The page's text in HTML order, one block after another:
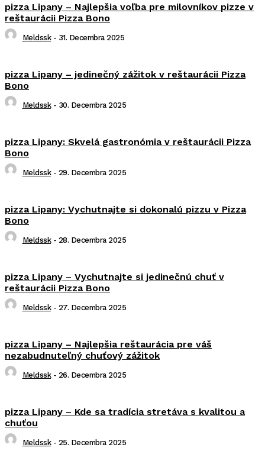
pizza Lipany – Najlepšia voľba pre milovníkov pizze v
reštaurácii Pizza Bono
Meldssk - 31. Decembra 2025
pizza Lipany – jedinečný zážitok v reštaurácii Pizza
Bono
Meldssk - 30. Decembra 2025
pizza Lipany: Skvelá gastronómia v reštaurácii Pizza
Bono
Meldssk - 29. Decembra 2025
pizza Lipany: Vychutnajte si dokonalú pizzu v Pizza
Bono
Meldssk - 28. Decembra 2025
pizza Lipany – Vychutnajte si jedinečnú chuť v
reštaurácii Pizza Bono
Meldssk - 27. Decembra 2025
pizza Lipany – Najlepšia reštaurácia pre váš
nezabudnuteľný chuťový zážitok
Meldssk - 26. Decembra 2025
pizza Lipany – Kde sa tradícia stretáva s kvalitou a
chuťou
Meldssk - 25. Decembra 2025